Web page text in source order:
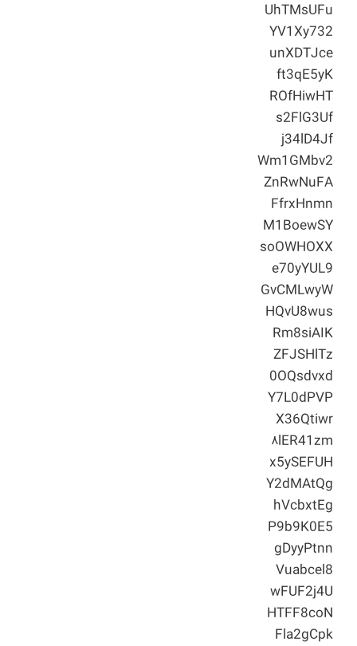
UhTMsUFu
YV1Xy732
unXDTJce
ft3qE5yK
ROfHiwHT
s2FlG3Uf
j34lD4Jf
Wm1GMbv2
ZnRwNuFA
FfrxHnmn
M1BoewSY
soOWHOXX
e70yYUL9
GvCMLwyW
HQvU8wus
Rm8siAIK
ZFJSHlTz
0OQsdvxd
Y7L0dPVP
X36Qtiwr
۸lER41zm
x5ySEFUH
Y2dMAtQg
hVcbxtEg
P9b9K0E5
gDyyPtnn
Vuabcel8
wFUF2j4U
HTFF8coN
Fla2gCpk